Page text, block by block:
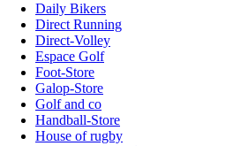
Daily Bikers
Direct Running
Direct-Volley
Espace Golf
Foot-Store
Galop-Store
Golf and co
Handball-Store
House of rugby